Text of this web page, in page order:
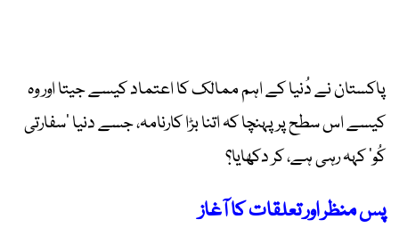
پاکستان نے دُنیا کے اہم ممالک کا اعتماد کیسے جیتا اور وہ
کیسے اس سطح پر پہنچا کہ اتنا بڑا کارنامہ، جسے دنیا ’سفارتی
کُو‘ کہہ رہی ہے، کر دکھایا؟
پس منظر اور تعلقات کا آغاز